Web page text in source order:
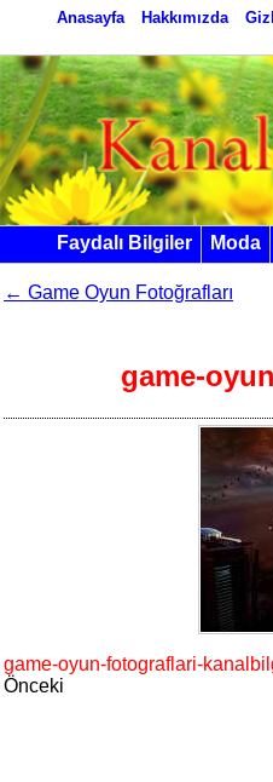
Anasayfa Hakkımızda
Faydalı Bilgiler Moda
← Game Oyun Fotoğrafları
game-
game-oyun-fotograflari-
Önceki